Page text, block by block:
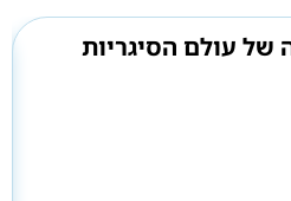
של עולם הסיגריות